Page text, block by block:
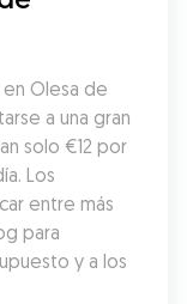
Olesa de
a una gran
solo €12 por
Los
entre más
para
y a los